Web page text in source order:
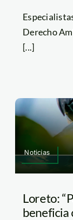
Derecho
[...]
Noticias
Loreto:
beneficia